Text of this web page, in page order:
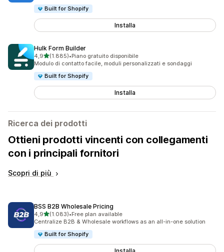
Built for Shopify
Installa
Hulk Form Builder
4,9stelle su 5
(1.885)
1885 recensioni totali
•Piano gratuito disponibile
Modulo di contatto facile, moduli personalizzati e sondaggi
Built for Shopify
Installa
Ricerca dei prodotti
Ottieni prodotti vincenti con collegamenti
con i principali fornitori
Scopri di più
BSS B2B Wholesale Pricing
4,9stelle su 5
(1.083)
1083 recensioni totali
•Free plan available
Centralize B2B & Wholesale workflows as an all-in-one solution
Built for Shopify